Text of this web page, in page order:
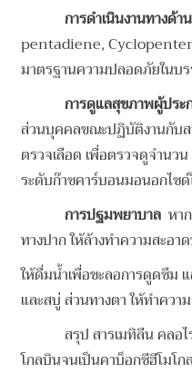
การดำเนินงานทางด้
pentadiene,
มาตรฐานความปลอดภัยในบ
การดูแลสุขภาพผู้ปร
ส่วนบุคคลขณะปฏิบัติงานกับส
ตรวจเลือด เพื่อตรวจดูจำนว
ระดับก๊าซคาร์บอนมอนอกไซ
การปฐมพยาบาล หา
ทางปาก ให้ล้างทำความสะอา
ให้ดื่มน้ำเพื่อชะลอการดูดซึม
และสบู่ ส่วนทางตา ให้ทำคว
สรุป สารเมทิลีน คลอไรด์
โกลบินจนเป็นคาบ็อกซีฮีโมโ